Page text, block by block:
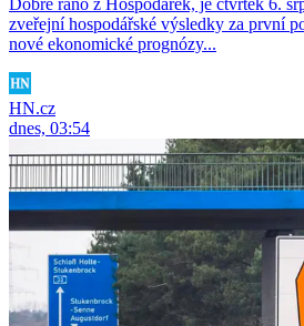
Dobré ráno z Hospodářek, je čtvrtek 6.
zveřejní hospodářské výsledky za první
nové ekonomické prognózy...
HN.cz
dnes, 03:54